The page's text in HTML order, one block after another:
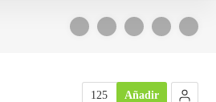
125 Añadir